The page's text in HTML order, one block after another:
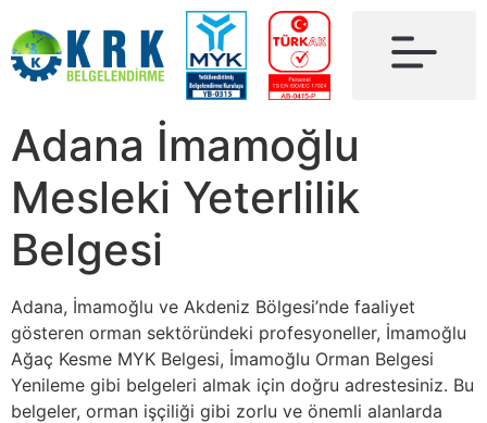
Adana İmamoğlu
Mesleki Yeterlilik
Belgesi
Adana, İmamoğlu ve Akdeniz Bölgesi’nde faaliyet
gösteren orman sektöründeki profesyoneller, İmamoğlu
Ağaç Kesme MYK Belgesi, İmamoğlu Orman Belgesi
Yenileme gibi belgeleri almak için doğru adrestesiniz. Bu
belgeler, orman işçiliği gibi zorlu ve önemli alanlarda